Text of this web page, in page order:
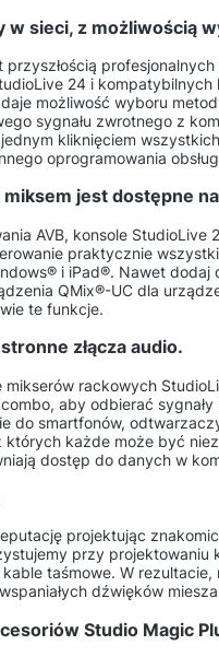
w sieci, z możliwością
przyszłością
24 i
możliwość wyboru
sygnału zwrotnego z
kliknięciem
oprogramowania
jest dostępne
AVB, konsole
praktycznie
i iPad®. Nawet
QMix®-UC dla
te funkcje.
złącza audio.
rackowych
aby odbierać
do smartfonów,
których każde może być
dostęp do danych w
projektując
przy projektowaniu
taśmowe. W
dźwięków
Studio Magic